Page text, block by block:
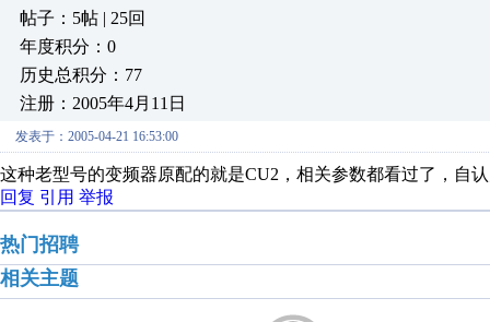
帖子：5帖 | 25回
年度积分：0
历史总积分：77
注册：2005年4月11日
发表于：2005-04-21 16:53:00
这种老型号的变频器原配的就是CU2，相关参数都看过了，自
回复 引用 举报
热门招聘
相关主题